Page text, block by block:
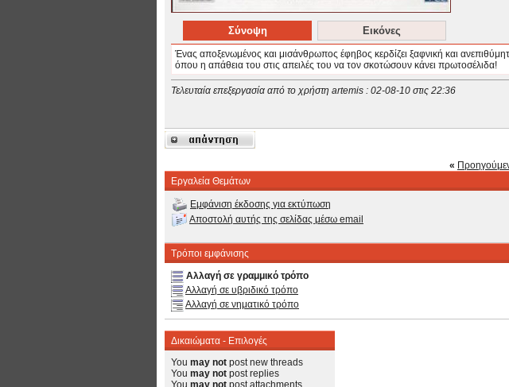
Σύνοψη Εικόνες
Ένας αποξενωμένος και μισάνθρωπος έφηβος κερδίζει ξαφνική και
όπου η απάθεια του στις απειλές του να τον σκοτώσουν κάνει πρωτοσέλιδα!
Τελευταία επεξεργασία από το χρήστη artemis : 02-08-10 στις 22:36
«
Εργαλεία Θεμάτων
Εμφάνιση έκδοσης για εκτύπωση
Αποστολή αυτής της σελίδας μέσω email
Τρόποι εμφάνισης
Αλλαγή σε γραμμικό τρόπο
Αλλαγή σε υβριδικό τρόπο
Αλλαγή σε νηματικό τρόπο
Δικαιώματα - Επιλογές
You may not post new threads
You may not post replies
You may not post attachments